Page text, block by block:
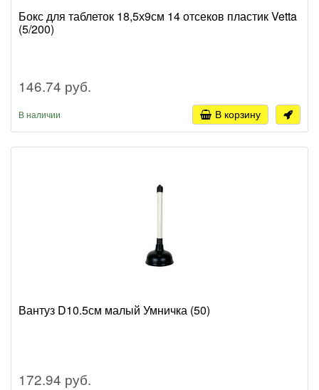
Бокс для таблеток 18,5х9см 14 отсеков пластик Vetta
(5/200)
146.74 руб.
В наличии В корзину
Вантуз D10.5см малый Умничка (50)
172.94 руб.